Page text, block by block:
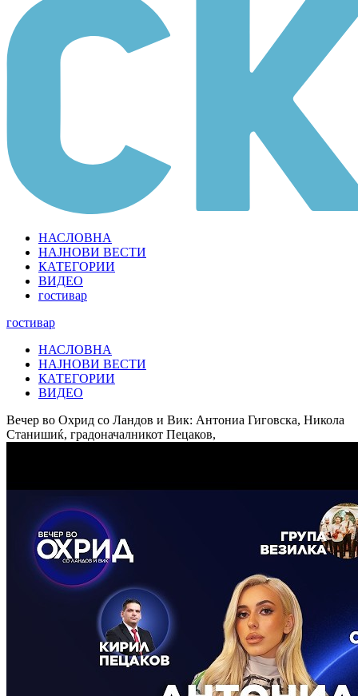
НАСЛОВНА
НАЈНОВИ ВЕСТИ
КАТЕГОРИИ
ВИДЕО
гостивар
гостивар
НАСЛОВНА
НАЈНОВИ ВЕСТИ
КАТЕГОРИИ
ВИДЕО
Вечер во Охрид со Ландов и Вик: Антониа Гиговска, Никола
Станишиќ, градоначалникот Пецаков,